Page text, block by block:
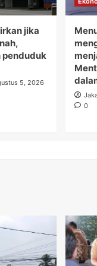
jika
penduduk
5, 2026
0